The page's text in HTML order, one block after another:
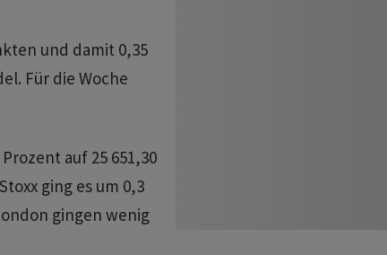
und damit 0,35
Für die Woche
auf 25 651,30
ging es um 0,3
gingen wenig